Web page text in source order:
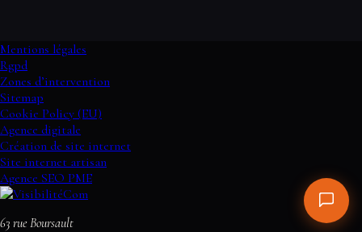
Mentions légales
Rgpd
Zones d’intervention
Sitemap
Cookie Policy (EU)
Agence digitale
Création de site internet
Site internet artisan
Agence SEO PME
63 rue Boursault